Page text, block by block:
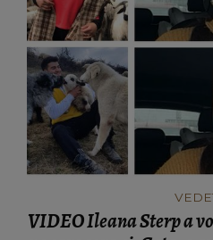
VIDEO Ileana Sterp a